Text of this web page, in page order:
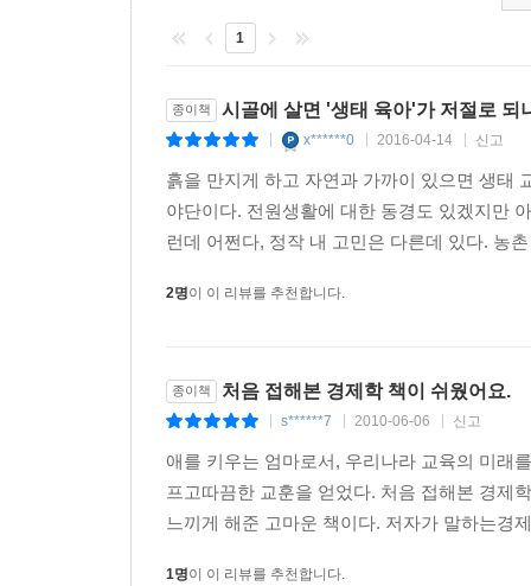
제시한다. 즉 초등학교, 중학교, 고등학생들에 적
초등학생 시절엔 생태계가 우리의 삶과 관련 있
이를 각각 교육과정별로 나누어 2장부터 5장까지
응축한 구호다. 저자는 한국 경제를 ‘경제 신
무비판적으로 익히는 상황을 우려한다. 이런 상
저자의 문화생산에 대한 주장은 문화의 역할을
사회에 대한 경고를 담고 있다는 측면에서 생
저자는 또한 농업을 일종의 사회적 가치로서
이해해서는 다가올 생태 시대의 창의성과 상상력
과연 생태교육이 토건경제 시대의 콘크리트 더
1
종이책 시골에 살면 '생태 육아'가 저절로 되
x******0 2016-04-14 신고
흙을 만지게 하고 자연과 가까이 있으면 생태
야단이다. 전원생활에 대한 동경도 있겠지만
런데 어쩐다, 정작 내 고민은 다른데 있다. 농
2명이 이 리뷰를 추천합니다.
종이책 처음 접해본 경제학 책이 쉬웠어요.
s******7 2010-06-06 신고
애를 키우는 엄마로서, 우리나라 교육의 미래
프고따끔한 교훈을 얻었다. 처음 접해본 경제
느끼게 해준 고마운 책이다. 저자가 말하는경
1명이 이 리뷰를 추천합니다.